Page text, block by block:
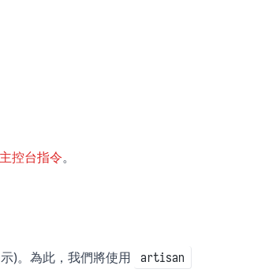
控台指令。
)。為此，我們將使用 artisan